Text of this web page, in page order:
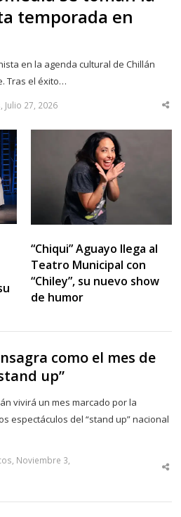
temporada en
en la agenda cultural de Chillán
Tras el éxito…
27, 2026
“Chiqui” Aguayo llega al
Teatro Municipal con
“Chiley”, su nuevo show
de humor
como el mes de
up”
vivirá un mes marcado por la
espectáculos del “stand up” nacional
Noviembre 3,